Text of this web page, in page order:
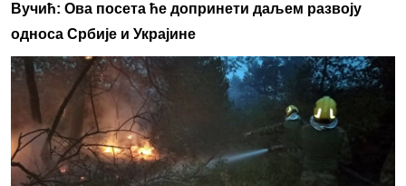
Вучић: Ова посета ће допринети даљем развоју
односа Србије и Украјине